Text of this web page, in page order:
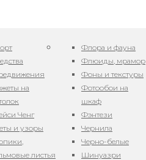
на
Ченг
и узоры
листья
Флора и фауна
Флюиды, мрамор
Фоны и текстуры
Фотообои на
шкаф
Фэнтези
Чернила
Черно-белые
Шинуазри